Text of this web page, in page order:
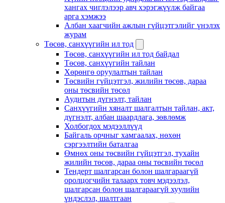
хангах чиглэлээр авч хэрэгжүүлж байгаа
арга хэмжээ
Албан хаагчийн ажлын гүйцэтгэлийг үнэлэх
журам
Төсөв, санхүүгийн ил тод
Төсөв, санхүүгийн ил тод байдал
Төсөв, санхүүгийн тайлан
Хөрөнгө оруулалтын тайлан
Төсвийн гүйцэтгэл, жилийн төсөв, дараа
оны төсвийн төсөл
Аудитын дүгнэлт, тайлан
Санхүүгийн хяналт шалгалтын тайлан, акт,
дүгнэлт, албан шаардлага, зөвлөмж
Холбогдох мэдээллүүд
Байгаль орчныг хамгаалах, нөхөн
сэргээлтийн баталгаа
Өмнөх оны төсвийн гүйцэтгэл, тухайн
жилийн төсөв, дараа оны төсвийн төсөл
Тендерт шалгарсан болон шалгараагүй
оролцогчийн талаарх товч мэдээлэл,
шалгарсан болон шалгараагүй хуулийн
үндэслэл, шалтгаан